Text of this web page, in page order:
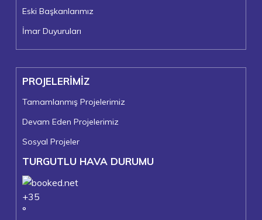
Eski Başkanlarımız
İmar Duyuruları
PROJELERİMİZ
Tamamlanmış Projelerimiz
Devam Eden Projelerimiz
Sosyal Projeler
TURGUTLU HAVA DURUMU
+35
°